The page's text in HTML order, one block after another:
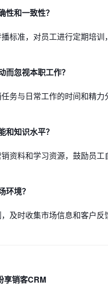
性和一致性？
标准，对员工进行定期培
忽视本职工作？
务与日常工作的时间和精
和知识水平？
资料和学习资源，鼓励员
环境？
及时收集市场信息和客户
享销客CRM